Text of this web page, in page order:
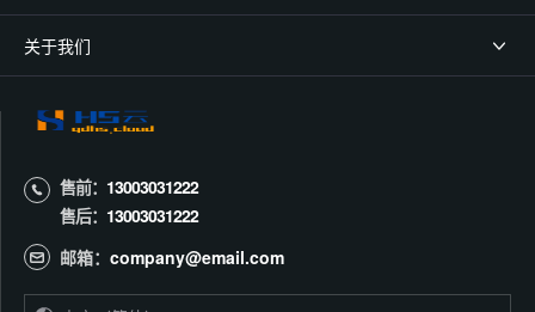
关于我们
售前： 13003031222
售后： 13003031222
邮箱： company@email.com